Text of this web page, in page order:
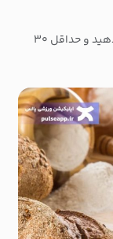
نان را بلافاصله از قالب خارج کنید، روی توری قرار دهید و حداقل ۳۰